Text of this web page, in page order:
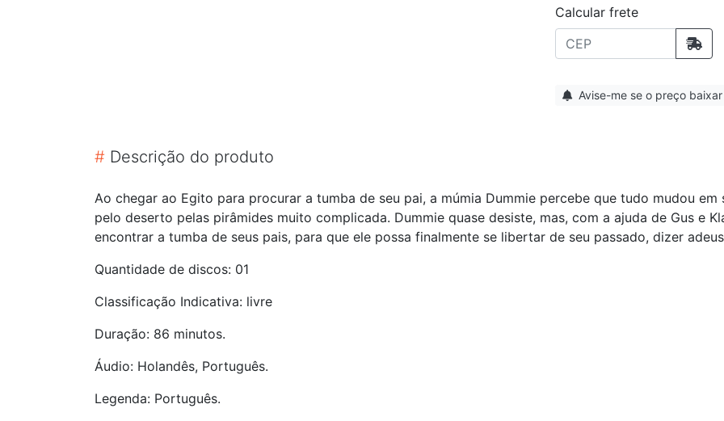
Calcular frete
Avise-me se o preço baixar
# Descrição do produto
Ao chegar ao Egito para procurar a tumba de seu pai, a múmia Dummie percebe que tudo mudou
pelo deserto pelas pirâmides muito complicada. Dummie quase desiste, mas, com a ajuda de Gus e
encontrar a tumba de seus pais, para que ele possa finalmente se libertar de seu passado, dizer
Quantidade de discos: 01
Classificação Indicativa: livre
Duração: 86 minutos.
Áudio: Holandês, Português.
Legenda: Português.